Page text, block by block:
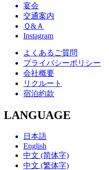
宴会
交通案内
Ｑ&Ａ
Instagram
よくあるご質問
プライバシーポリシー
会社概要
リクルート
宿泊約款
LANGUAGE
日本語
English
中文 (简体字)
中文 (繁体字)